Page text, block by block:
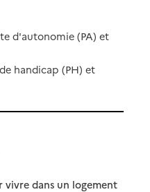
d'autonomie (PA) et
handicap (PH) et
vivre dans un logement
:
: non